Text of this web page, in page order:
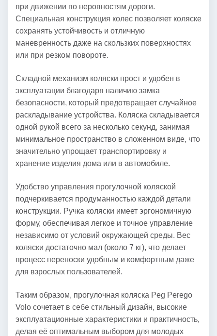
при движении по неровностям дороги.
Специальная конструкция колес позволяет коляске
сохранять устойчивость и отличную
маневренность даже на скользких поверхностях
или при резком повороте.
Складной механизм коляски прост и удобен в
эксплуатации благодаря наличию замка
безопасности, который предотвращает случайное
раскладывание устройства. Коляска складывается
одной рукой всего за несколько секунд, занимая
минимальное пространство в сложенном виде, что
значительно упрощает транспортировку и
хранение изделия дома или в автомобиле.
Удобство управления прогулочной коляской
подчеркивается продуманностью каждой детали
конструкции. Ручка коляски имеет эргономичную
форму, обеспечивая легкое и точное управление
независимо от условий окружающей среды. Вес
коляски достаточно мал (около 7 кг), что делает
процесс переноски удобным и комфортным даже
для взрослых пользователей.
Таким образом, прогулочная коляска Peg Perego
Volo сочетает в себе стильный дизайн, высокие
эксплуатационные характеристики и практичность,
делая её оптимальным выбором для молодых